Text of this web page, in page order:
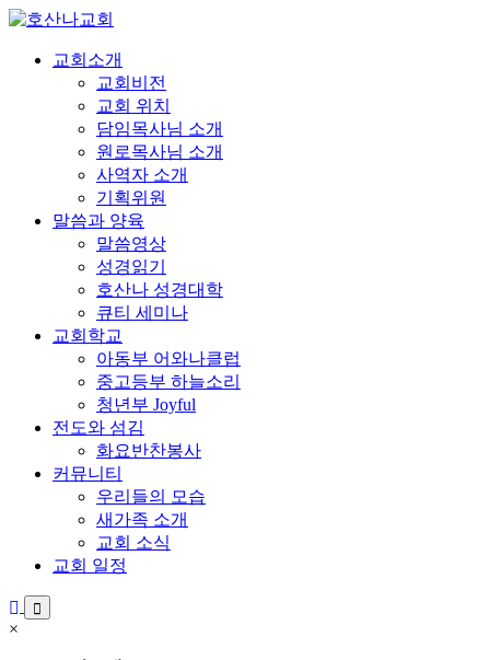
교회소개
교회비전
교회 위치
담임목사님 소개
원로목사님 소개
사역자 소개
기획위원
말씀과 양육
말씀영상
성경읽기
호산나 성경대학
큐티 세미나
교회학교
아동부 어와나클럽
중고등부 하늘소리
청년부 Joyful
전도와 섬김
화요반찬봉사
커뮤니티
우리들의 모습
새가족 소개
교회 소식
교회 일정
×